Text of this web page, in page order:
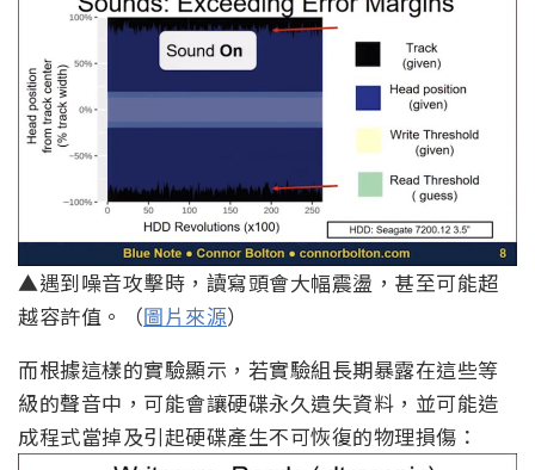
▲遇到噪音攻擊時，讀寫頭會大幅震盪，甚至可能超
越容許值。（圖片來源）
而根據這樣的實驗顯示，若實驗組長期暴露在這些等
級的聲音中，可能會讓硬碟永久遺失資料，並可能造
成程式當掉及引起硬碟產生不可恢復的物理損傷：